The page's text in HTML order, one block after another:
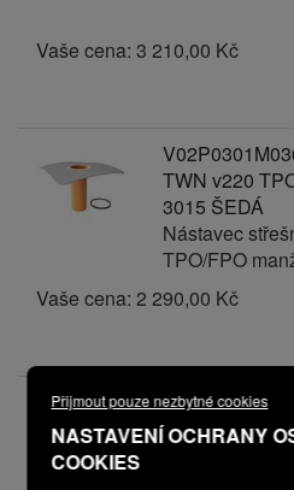
Přijmout pouze nezbytné cookies
NASTAVENÍ OCHRANY
COOKIES
Vaše cena: 3 210,00 Kč
TWN v220
3015 ŠEDÁ
Nástavec
TPO/FPO
Vaše cena: 2 290,00 Kč
TWTN v300